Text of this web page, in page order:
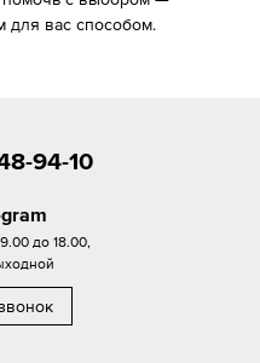
вас способом.
94-10
до 18.00,